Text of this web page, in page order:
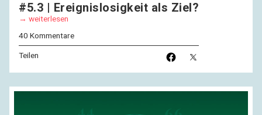
#5.3 | Ereignislosigkeit als Ziel?
weiterlesen
40 Kommentare
Teilen